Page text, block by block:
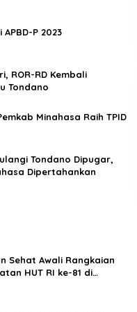
P 2023
ROR-RD Kembali
Tondano
Minahasa Raih TPID
Tondano Dipugar,
Dipertahankan
Sehat Awali Rangkaian
HUT RI ke-81 di